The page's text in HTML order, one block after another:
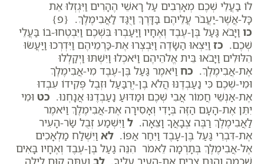
לוֹ בַעֲלֵי שְׁכֶם מְאָרְבִים עַל רָאשֵׁי הֶהָרִים וַיִּגְזְלוּ אֵת
כָּל-אֲשֶׁר-יַעֲבֹר עֲלֵיהֶם בַּדָּרֶךְ וַיֻּגַּד לַאֲבִימֶלֶךְ. {פ}
כו וַיָּבֹא גַּעַל בֶּן-עֶבֶד וְאֶחָיו וַיַּעַבְרוּ בִּשְׁכֶם וַיִּבְטְחוּ-בוֹ בַּעֲלֵי
שְׁכֶם. כז וַיֵּצְאוּ הַשָּׂדֶה וַיִּבְצְרוּ אֶת-כַּרְמֵיהֶם וַיִּדְרְכוּ וַיַּעֲשׂוּ
הִלּוּלִים וַיָּבֹאוּ בֵּית אֱלֹהֵיהֶם וַיֹּאכְלוּ וַיִּשְׁתּוּ וַיְקַלְלוּ
אֶת-אֲבִימֶלֶךְ. כח וַיֹּאמֶר גַּעַל בֶּן-עֶבֶד מִי-אֲבִימֶלֶךְ
וּמִי-שְׁכֶם כִּי נַעַבְדֶנּוּ הֲלֹא בֶן-יְרֻבַּעַל וּזְבֻל פְּקִידוֹ עִבְדוּ
אֶת-אַנְשֵׁי חֲמוֹר אֲבִי שְׁכֶם וּמַדּוּעַ נַעַבְדֶנּוּ אֲנָחְנוּ. כט וּמִי
יִתֵּן אֶת-הָעָם הַזֶּה בְּיָדִי וְאָסִירָה אֶת-אֲבִימֶלֶךְ וַיֹּאמֶר
לַאֲבִימֶלֶךְ רַבֶּה צְבָאֲךָ וָצֵאָה. ל וַיִּשְׁמַע זְבֻל שַׂר-הָעִיר
אֶת-דִּבְרֵי גַּעַל בֶּן-עָבֶד וַיִּחַר אַפּוֹ. לא וַיִּשְׁלַח מַלְאָכִים
אֶל-אֲבִימֶלֶךְ בְּתָרְמָה לֵאמֹר הִנֵּה גַעַל בֶּן-עֶבֶד וְאֶחָיו בָּאִים
שְׁכֶמָה וְהִנָּם צָרִים אֶת-הָעִיר עָלֶיךָ. לב וְעַתָּה קוּם לַיְלָה